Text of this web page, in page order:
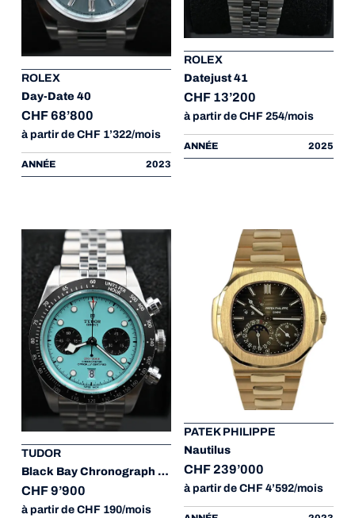
ROLEX
Day-Date 40
CHF 68’800
à partir de CHF 1’322/mois
ANNÉE 2023
ROLEX
Datejust 41
CHF 13’200
à partir de CHF 254/mois
ANNÉE 2025
TUDOR
Black Bay Chronograph Flamingo Blue
CHF 9’900
à partir de CHF 190/mois
PATEK PHILIPPE
Nautilus
CHF 239’000
à partir de CHF 4’592/mois